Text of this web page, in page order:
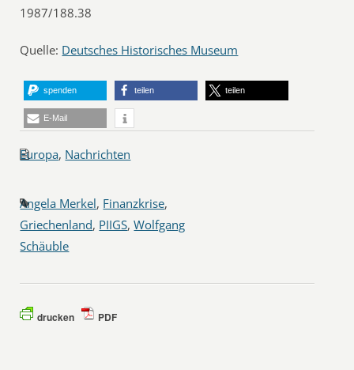
1987/188.38
Quelle: Deutsches Historisches Museum
spenden teilen teilen
E-Mail
Europa, Nachrichten
Angela Merkel, Finanzkrise,
Griechenland, PIIGS,Wolfgang
Schäuble
drucken PDF